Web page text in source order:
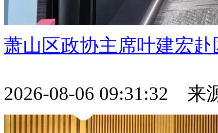
萧山区政协主席叶建宏
2026-08-06 09:31:32 来